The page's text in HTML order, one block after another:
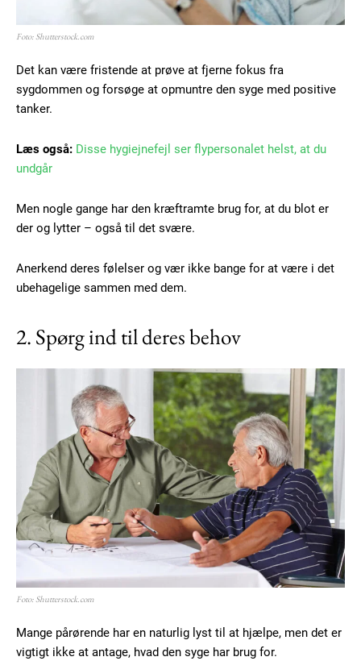
Foto: Shutterstock.com
Det kan være fristende at prøve at fjerne fokus fra
sygdommen og forsøge at opmuntre den syge med positive
tanker.
Læs også: Disse hygiejnefejl ser flypersonalet helst, at du
undgår
Men nogle gange har den kræftramte brug for, at du blot er
der og lytter – også til det svære.
Anerkend deres følelser og vær ikke bange for at være i det
ubehagelige sammen med dem.
2. Spørg ind til deres behov
Foto: Shutterstock.com
Mange pårørende har en naturlig lyst til at hjælpe, men det er
vigtigt ikke at antage, hvad den syge har brug for.